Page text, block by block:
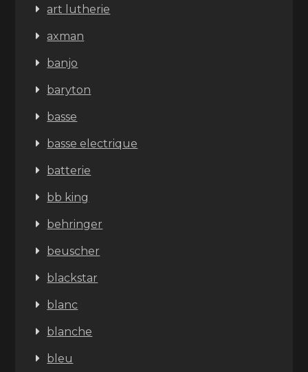
art lutherie
axman
banjo
baryton
basse
basse electrique
batterie
bb king
behringer
beuscher
blackstar
blanc
blanche
bleu